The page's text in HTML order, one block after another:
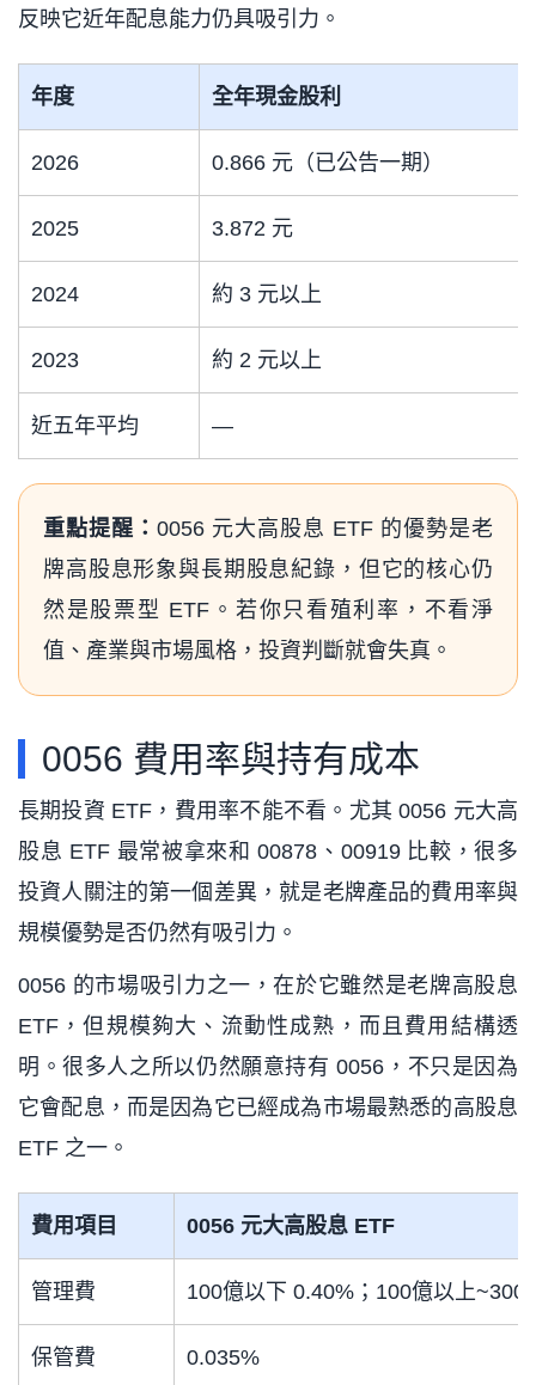
反映它近年配息能力仍具吸引力。
年度 全年現金股利
2026 0.866 元（已公告一期）
2025 3.872 元
2024 約 3 元以上
2023 約 2 元以上
近五年平均 —
重點提醒： 0056 元大高股息 ETF 的優勢是老
牌高股息形象與長期股息紀錄，但它的核心仍
然是股票型 ETF。若你只看殖利率，不看淨
值、產業與市場風格，投資判斷就會失真。
0056 費用率與持有成本
長期投資 ETF，費用率不能不看。尤其 0056 元大高
股息 ETF 最常被拿來和 00878、00919 比較，很多
投資人關注的第一個差異，就是老牌產品的費用率與
規模優勢是否仍然有吸引力。
0056 的市場吸引力之一，在於它雖然是老牌高股息
ETF，但規模夠大、流動性成熟，而且費用結構透
明。很多人之所以仍然願意持有 0056，不只是因為
它會配息，而是因為它已經成為市場最熟悉的高股息
ETF 之一。
費用項目 0056 元大高股息 ETF
管理費 100億以下 0.40%；100億以上
保管費 0.035%